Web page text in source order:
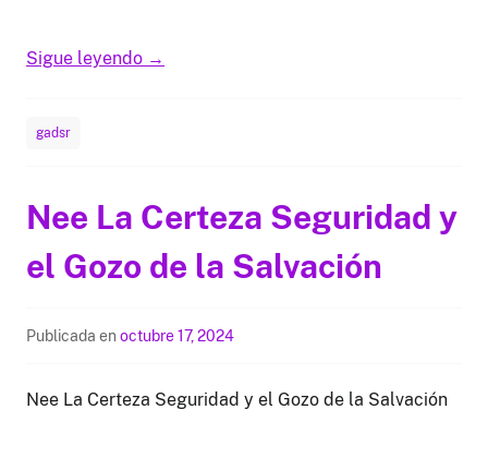
Sigue leyendo →
gadsr
Nee La Certeza Seguridad y
el Gozo de la Salvación
Publicada en octubre 17, 2024
Nee La Certeza Seguridad y el Gozo de la Salvación